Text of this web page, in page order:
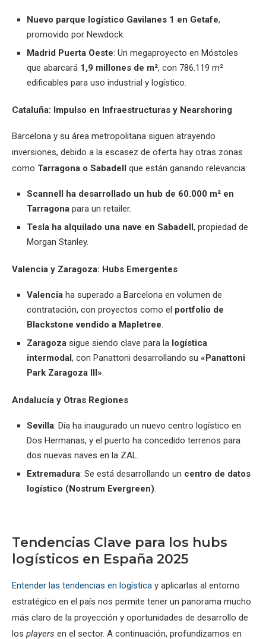
Nuevo parque logístico Gavilanes 1 en Getafe,
promovido por Newdock.
Madrid Puerta Oeste: Un megaproyecto en Móstoles
que abarcará 1,9 millones de m², con 786.119 m²
edificables para uso industrial y logístico.
Cataluña: Impulso en Infraestructuras y Nearshoring
Barcelona y su área metropolitana siguen atrayendo
inversiones, debido a la escasez de oferta hay otras zonas
como Tarragona o Sabadell que están ganando relevancia:
Scannell ha desarrollado un hub de 60.000 m² en
Tarragona para un retailer.
Tesla ha alquilado una nave en Sabadell, propiedad de
Morgan Stanley.
Valencia y Zaragoza: Hubs Emergentes
Valencia ha superado a Barcelona en volumen de
contratación, con proyectos como el portfolio de
Blackstone vendido a Mapletree.
Zaragoza sigue siendo clave para la logística
intermodal, con Panattoni desarrollando su «Panattoni
Park Zaragoza III».
Andalucía y Otras Regiones
Sevilla: Día ha inaugurado un nuevo centro logístico en
Dos Hermanas, y el puerto ha concedido terrenos para
dos nuevas naves en la ZAL.
Extremadura: Se está desarrollando un centro de datos
logístico (Nostrum Evergreen).
Tendencias Clave para los hubs
logísticos en España 2025
Entender las tendencias en logística y aplicarlas al entorno
estratégico en el país nos permite tener un panorama mucho
más claro de la proyección y oportunidades de desarrollo de
los players en el sector. A continuación, profundizamos en